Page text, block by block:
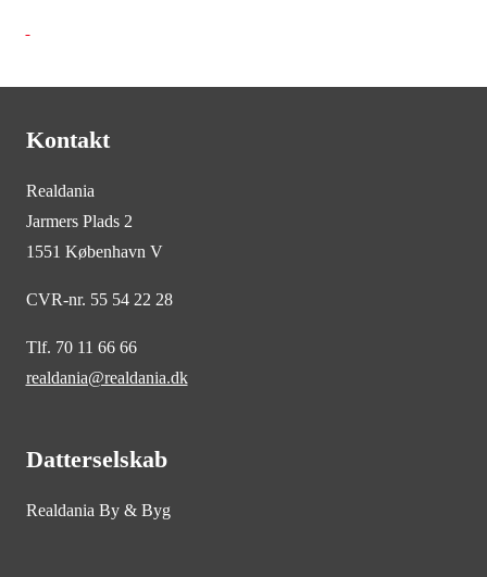
Kontakt
Realdania
Jarmers Plads 2
1551 København V
CVR-nr. 55 54 22 28
Tlf. 70 11 66 66
realdania@realdania.dk
Datterselskab
Realdania By & Byg